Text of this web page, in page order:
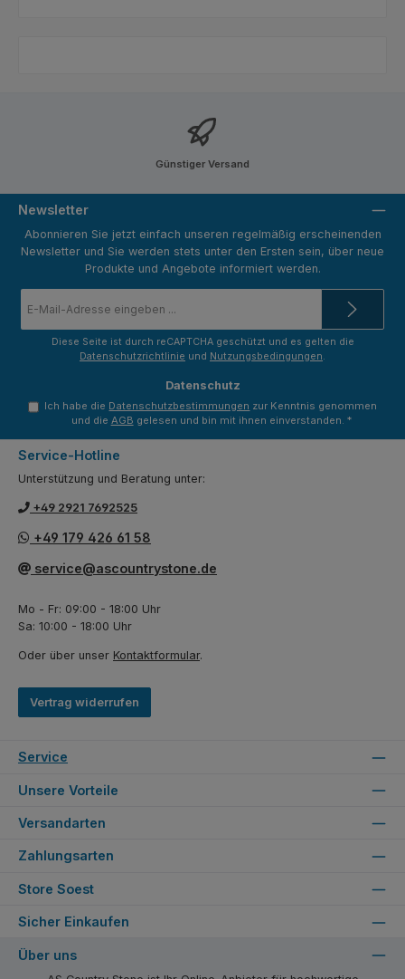
Günstiger Versand
Newsletter
Abonnieren Sie jetzt einfach unseren regelmäßig erscheinenden
Newsletter und Sie werden stets unter den Ersten sein, über neue
Produkte und Angebote informiert werden.
Mail-
Diese Seite ist durch reCAPTCHA geschützt und es gelten die
Datenschutzrichtlinie und Nutzungsbedingungen.
Datenschutz
Ich habe die Datenschutzbestimmungen zur Kenntnis genommen
und die AGB gelesen und bin mit ihnen einverstanden. *
Service-Hotline
Unterstützung und Beratung unter:
+49 2921 7692525
+49 179 426 61 58
service@ascountrystone.de
Mo - Fr: 09:00 - 18:00 Uhr
Sa: 10:00 - 18:00 Uhr
Oder über unser Kontaktformular.
Vertrag widerrufen
Service
Unsere Vorteile
Versandarten
Zahlungsarten
Store Soest
Sicher Einkaufen
Über uns